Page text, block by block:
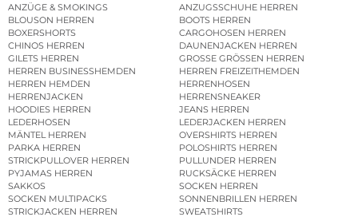
ANZÜGE & SMOKINGS
ANZUGSSCHUHE HERREN
BLOUSON HERREN
BOOTS HERREN
BOXERSHORTS
CARGOHOSEN HERREN
CHINOS HERREN
DAUNENJACKEN HERREN
GILETS HERREN
GROSSE GRÖSSEN HERREN
HERREN BUSINESSHEMDEN
HERREN FREIZEITHEMDEN
HERREN HEMDEN
HERRENHOSEN
HERRENJACKEN
HERRENSNEAKER
HOODIES HERREN
JEANS HERREN
LEDERHOSEN
LEDERJACKEN HERREN
MÄNTEL HERREN
OVERSHIRTS HERREN
PARKA HERREN
POLOSHIRTS HERREN
STRICKPULLOVER HERREN
PULLUNDER HERREN
PYJAMAS HERREN
RUCKSÄCKE HERREN
SAKKOS
SOCKEN HERREN
SOCKEN MULTIPACKS
SONNENBRILLEN HERREN
STRICKJACKEN HERREN
SWEATSHIRTS